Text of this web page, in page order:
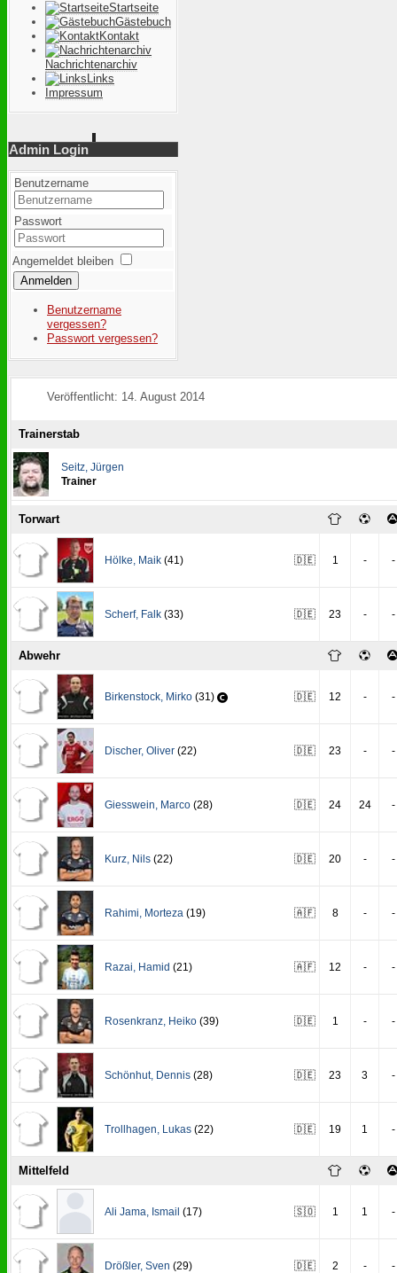
Startseite
Gästebuch
Kontakt
Nachrichtenarchiv
Links
Impressum
Admin Login
Benutzername
Passwort
Angemeldet bleiben
Anmelden
Benutzername
vergessen?
Passwort vergessen?
Veröffentlicht: 14. August 2014
Trainerstab
Seitz, Jürgen
Trainer
Torwart
Hölke, Maik (41) 🇩🇪 1 - -
Scherf, Falk (33) 🇩🇪 23 - -
Abwehr
Birkenstock, Mirko (31) 🇩🇪 12 - -
Discher, Oliver (22) 🇩🇪 23 - -
Giesswein, Marco (28) 🇩🇪 24 24 -
Kurz, Nils (22) 🇩🇪 20 - -
Rahimi, Morteza (19) 🇦🇫 8 - -
Razai, Hamid (21) 🇦🇫 12 - -
Rosenkranz, Heiko (39) 🇩🇪 1 - -
Schönhut, Dennis (28) 🇩🇪 23 3 -
Trollhagen, Lukas (22) 🇩🇪 19 1 -
Mittelfeld
Ali Jama, Ismail (17) 🇸🇴 1 1 -
Drößler, Sven (29) 🇩🇪 2 - -